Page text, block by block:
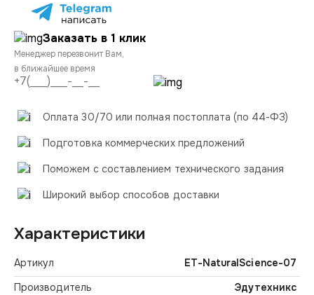
Заказать в 1 клик
Менеджер перезвонит Вам,
в ближайшее время
Оплата 30/70 или полная постоплата (по 44-ФЗ)
Подготовка коммерческих предложений
Поможем с составлением технического задания
Широкий выбор способов доставки
Характеристики
Артикул
ET-NaturalScience-07
Производитель
Эдутехникс